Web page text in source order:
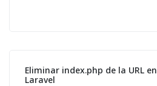
Eliminar index.php de la URL en
Laravel